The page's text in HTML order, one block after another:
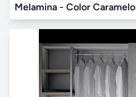
Melamina - Color Caramelo